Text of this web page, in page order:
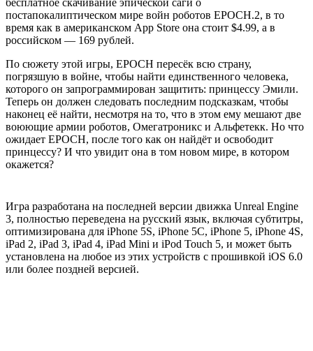
бесплатное скачивание эпической саги о
постапокалиптическом мире войн роботов EPOCH.2, в то
время как в американском App Store она стоит $4.99, а в
российском — 169 рублей.
По сюжету этой игры, EPOCH пересёк всю страну,
погрязшую в войне, чтобы найти единственного человека,
которого он запрограммирован защитить: принцессу Эмили.
Теперь он должен следовать последним подсказкам, чтобы
наконец её найти, несмотря на то, что в этом ему мешают две
воюющие армии роботов, Омегатроникс и Альфетекк. Но что
ожидает EPOCH, после того как он найдёт и освободит
принцессу? И что увидит она в том новом мире, в котором
окажется?
Игра разработана на последней версии движка Unreal Engine
3, полностью переведена на русский язык, включая субтитры,
оптимизирована для iPhone 5S, iPhone 5C, iPhone 5, iPhone 4S,
iPad 2, iPad 3, iPad 4, iPad Mini и iPod Touch 5, и может быть
установлена на любое из этих устройств с прошивкой iOS 6.0
или более поздней версией.